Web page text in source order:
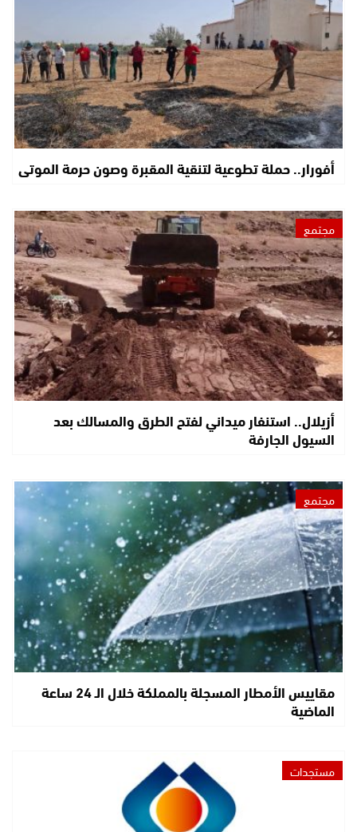
أفورار.. حملة تطوعية لتنقية المقبرة وصون حرمة الموتى
مجتمع
أزيلال.. استنفار ميداني لفتح الطرق والمسالك بعد
السيول الجارفة
مجتمع
مقاييس الأمطار المسجلة بالمملكة خلال الـ 24 ساعة
الماضية
مستجدات